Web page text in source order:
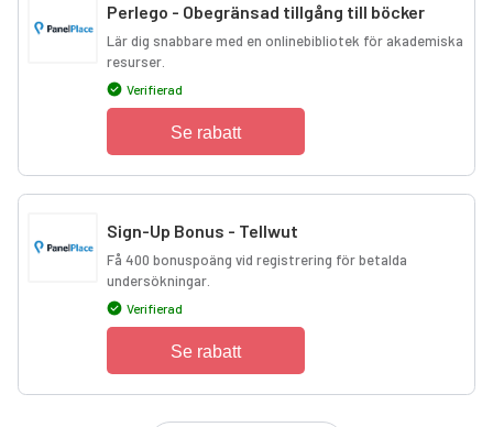
Perlego - Obegränsad tillgång till böcker
Lär dig snabbare med en onlinebibliotek för akademiska
resurser.
Verifierad
Se rabatt
Sign-Up Bonus - Tellwut
Få 400 bonuspoäng vid registrering för betalda
undersökningar.
Verifierad
Se rabatt